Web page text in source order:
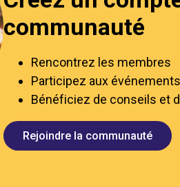
communauté
Rencontrez les membres
Participez aux événements
Bénéficiez de conseils et
Rejoindre la communauté